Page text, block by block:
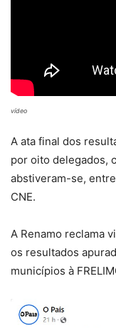
vídeo
A ata final dos
por oito delegados,
abstiveram-se,
CNE.
A Renamo reclama
os resultados
municípios à